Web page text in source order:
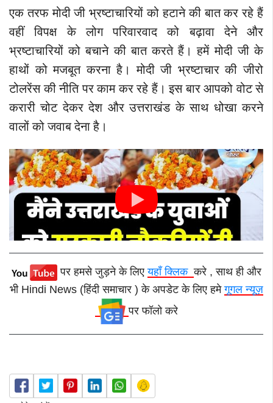
एक तरफ मोदी जी भ्रष्टाचारियों को हटाने की बात कर रहे हैं
वहीं विपक्ष के लोग परिवारवाद को बढ़ावा देने और
भ्रष्टाचारियों को बचाने की बात करते हैं। हमें मोदी जी के
हाथों को मजबूत करना है। मोदी जी भ्रष्टाचार की जीरो
टोलरेंस की नीति पर काम कर रहे हैं। इस बार आपको वोट से
करारी चोट देकर देश और उत्तराखंड के साथ धोखा करने
वालों को जवाब देना है।
पर हमसे जुड़ने के लिएयहाँ क्लिककरे , साथ ही और
भी Hindi News (हिंदी समाचार ) के अपडेट के लिए हमेगूगल न्यूज़
पर फॉलो करे